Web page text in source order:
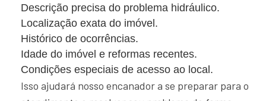
Descrição precisa do problema hidráulico.
Localização exata do imóvel.
Histórico de ocorrências.
Idade do imóvel e reformas recentes.
Condições especiais de acesso ao local.
Isso ajudará nosso encanador a se preparar para o